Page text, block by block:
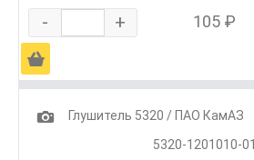
- + 105 ₽
Ä
1
Глушитель 5320 / ПАО КамАЗ
5320-1201010-01